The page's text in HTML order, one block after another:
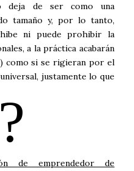
deja de ser como una
tamaño y, por lo tanto,
ni puede prohibir la
a la práctica acabarán
como si se rigieran por el
justamente lo que
de emprendedor de